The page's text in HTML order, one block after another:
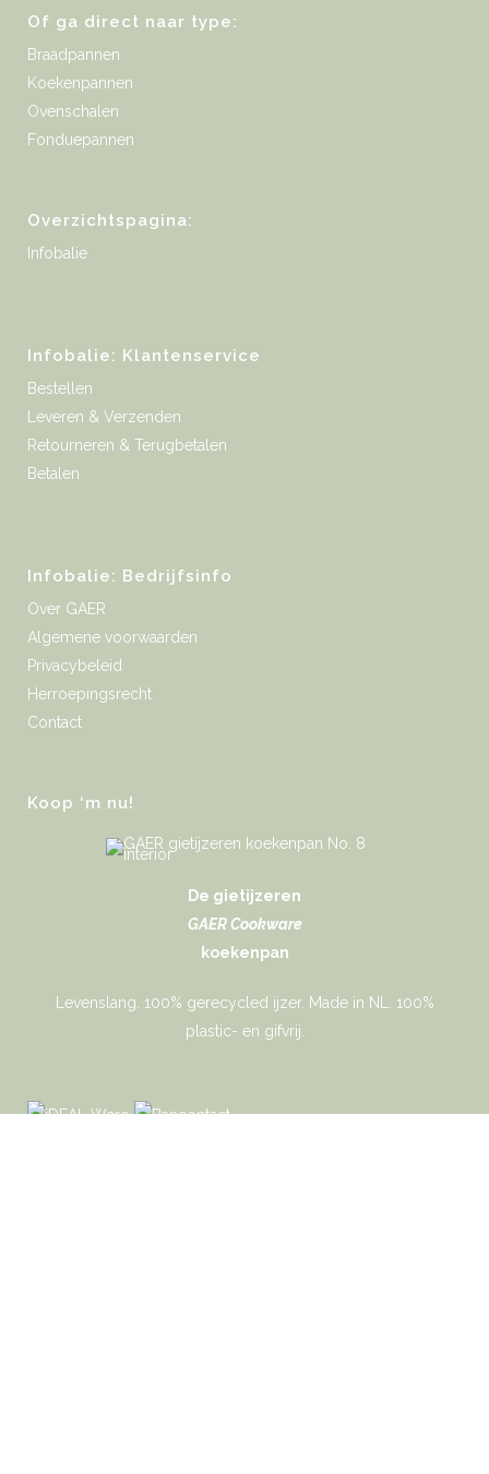
Of ga direct naar type:
Braadpannen
Koekenpannen
Ovenschalen
Fonduepannen
Overzichtspagina:
Infobalie
Infobalie: Klantenservice
Bestellen
Leveren & Verzenden
Retourneren & Terugbetalen
Betalen
Infobalie: Bedrijfsinfo
Over GAER
Algemene voorwaarden
Privacybeleid
Herroepingsrecht
Contact
Koop ‘m nu!
De gietijzeren
GAER Cookware
koekenpan
Levenslang. 100% gerecycled ijzer. Made in NL. 100%
plastic- en gifvrij.